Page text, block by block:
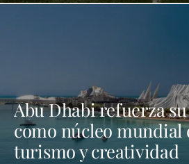
Abu Dhabi refuerza
como núcleo mundial
turismo y creatividad